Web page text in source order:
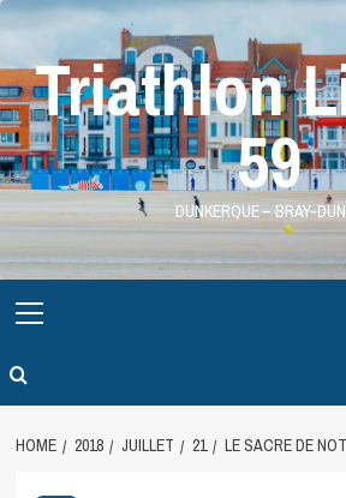
Skip
contentTriathlon
59
DUNKERQUE – BRAY-
Menu
HOME 2018 JUILLET 21 LE SACRE DE